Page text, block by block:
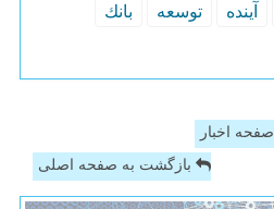
آینده توسعه
بانك
صفحه اخبار
بازگشت به صفحه اصلی